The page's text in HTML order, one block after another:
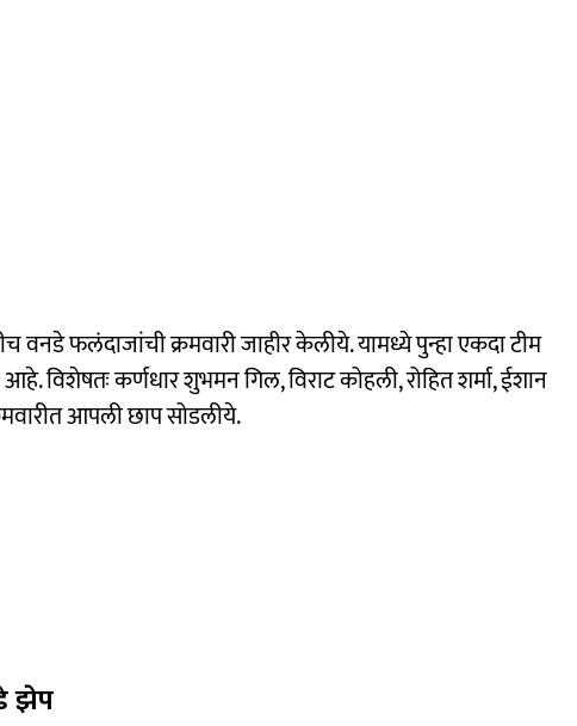
वनडे फलंदाजांची क्रमवारी जाहीर केलीये. यामध्ये पुन्हा एकदा टीम
विशेषतः कर्णधार शुभमन गिल, विराट कोहली, रोहित शर्मा, ईशान
आपली छाप सोडलीये.
झेप